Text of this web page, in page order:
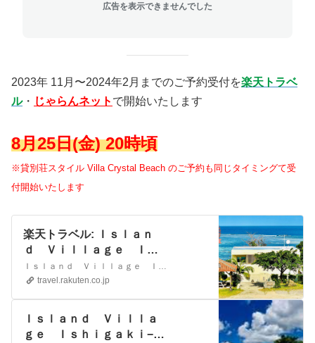
広告を表示できませんでした
2023年 11月〜2024年2月までのご予約受付を楽天トラベ
ル・ じゃらんネット で開始いたします
8月25日(金) 20時頃
※貸別荘スタイル Villa Crystal Beach のご予約も同じタイミングて受
付開始いたします
楽天トラベル: Ｉｓｌａｎ
ｄ Ｖｉｌｌａｇｅ Ｉｓ
ｈｉｇａｋｉ－ｊｉｍａ
＜石垣島＞ 宿泊予約
Ｉｓｌａｎｄ Ｖｉｌｌａｇｅ Ｉｓｈｉｇａｋｉ－ｊｉｍａ ＜石垣島＞の設備・アメニティ情報: 総部屋数2室。館内設備: 露天風呂、禁煙ルーム。部屋設備・備品: テレビ、衛星放送、インターネット接続(無線LAN形式)、湯沸かしポット、お茶セット、冷蔵庫、ドライヤー、ＣＤプレイヤ－、個別空調、洗浄機付トイレ、他。Ｉｓｌａｎｄ Ｖｉｌｌａｇｅ Ｉｓｈｉｇａｋｉ－ｊ…
travel.rakuten.co.jp
Ｉｓｌａｎｄ Ｖｉｌｌａ
ｇｅ Ｉｓｈｉｇａｋｉ−ｊ